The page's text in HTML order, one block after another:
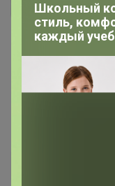
Главная
Школьный
стиль,
каждый